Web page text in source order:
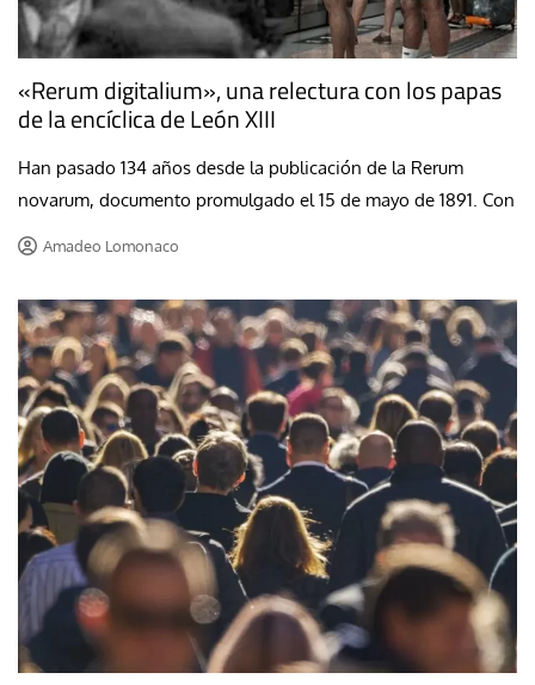
«Rerum digitalium», una relectura con los papas
de la encíclica de León XIII
Han pasado 134 años desde la publicación de la Rerum
novarum, documento promulgado el 15 de mayo de 1891. Con
Amadeo Lomonaco